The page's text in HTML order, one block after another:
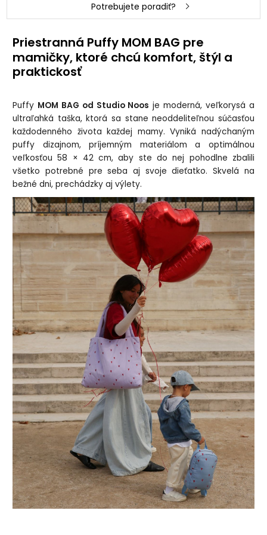
Potrebujete poradiť?
Priestranná Puffy MOM BAG pre
mamičky, ktoré chcú komfort, štýl a
praktickosť
Puffy MOM BAG od Studio Noos je moderná, veľkorysá a
ultraľahká taška, ktorá sa stane neoddeliteľnou súčasťou
každodenného života každej mamy. Vyniká nadýchaným
puffy dizajnom, príjemným materiálom a optimálnou
veľkosťou 58 × 42 cm, aby ste do nej pohodlne zbalili
všetko potrebné pre seba aj svoje dieťatko. Skvelá na
bežné dni, prechádzky aj výlety.